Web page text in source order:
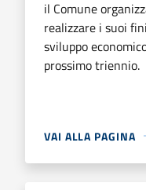
il Comune
realizzare i suoi
sviluppo
prossimo triennio.
VAI ALLA PAGINA